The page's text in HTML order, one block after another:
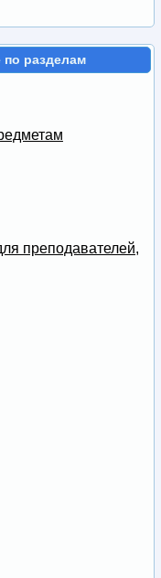
по разделам
преподавателей,